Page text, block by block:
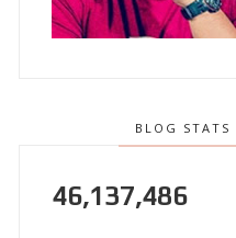
BLOG STATS
46,137,486